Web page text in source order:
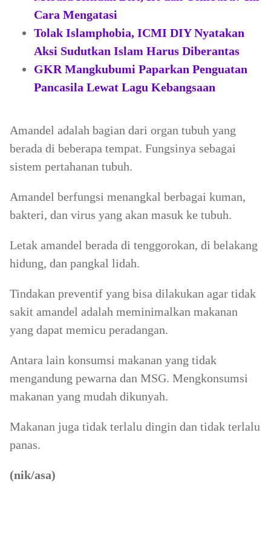
Cara Mengatasi
Tolak Islamphobia, ICMI DIY Nyatakan
Aksi Sudutkan Islam Harus Diberantas
GKR Mangkubumi Paparkan Penguatan
Pancasila Lewat Lagu Kebangsaan
Amandel adalah bagian dari organ tubuh yang
berada di beberapa tempat. Fungsinya sebagai
sistem pertahanan tubuh.
Amandel berfungsi menangkal berbagai kuman,
bakteri, dan virus yang akan masuk ke tubuh.
Letak amandel berada di tenggorokan, di belakang
hidung, dan pangkal lidah.
Tindakan preventif yang bisa dilakukan agar tidak
sakit amandel adalah meminimalkan makanan
yang dapat memicu peradangan.
Antara lain konsumsi makanan yang tidak
mengandung pewarna dan MSG. Mengkonsumsi
makanan yang mudah dikunyah.
Makanan juga tidak terlalu dingin dan tidak terlalu
panas.
(nik/asa)